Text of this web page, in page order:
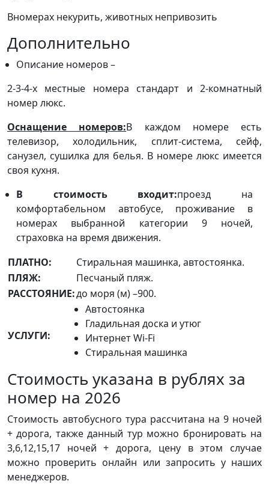
Вномерах некурить, животных непривозить
Дополнительно
Описание номеров –
2-3-4-х местные номера стандарт и 2-комнатный
номер люкс.
Оснащение номеров:В каждом номере есть
телевизор, холодильник, сплит-система, сейф,
санузел, сушилка для белья. В номере люкс имеется
своя кухня.
В стоимость входит:проезд на
комфортабельном автобусе, проживание в
номерах выбранной категории 9 ночей,
страховка на время движения.
ПЛАТНО:
Стиральная машинка, автостоянка.
ПЛЯЖ:
Песчаный пляж.
РАССТОЯНИЕ:до моря (м) –900.
УСЛУГИ:
Автостоянка
Гладильная доска и утюг
Интернет Wi-Fi
Стиральная машинка
Стоимость указана в рублях за
номер на 2026
Стоимость автобусного тура рассчитана на 9 ночей
+ дорога, также данный тур можно бронировать на
3,6,12,15,17 ночей + дорога, цену в этом случае
можно проверить онлайн или запросить у наших
менеджеров.